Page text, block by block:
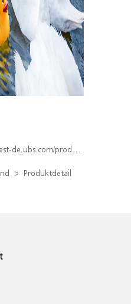
detail/index/isin/DE000WA47BU6
Produktdetail